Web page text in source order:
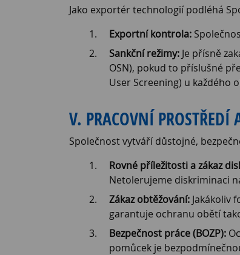
Jako exportér technologií podléhá
Exportní kontrola:
Sankční režimy:Je přísně
OSN), pokud to příslušné
User Screening) u každého
V. PRACOVNÍ PROSTŘEDÍ
Společnost vytváří důstojné,
Rovné příležitosti a zákaz
Netolerujeme diskriminaci
Zákaz obtěžování:Jakákoliv
garantuje ochranu obětí
Bezpečnost práce (BOZP):
pomůcek je